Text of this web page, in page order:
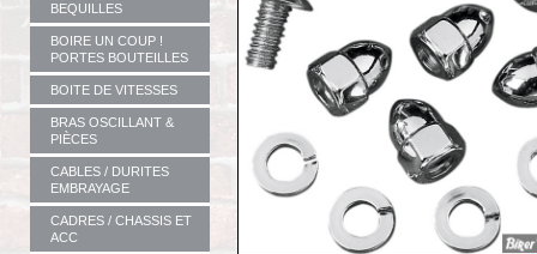
BEQUILLES
BOIRE UN COUP !
PORTES BOUTEILLES
BOITE DE VITESSES
BRAS OSCILLANT &
PIÈCES
CABLES / DURITES
EMBRAYAGE
CADRES / CHASSIS ET
ACC